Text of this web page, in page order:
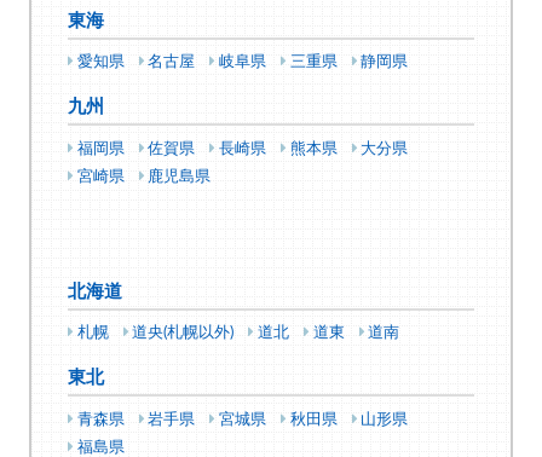
東海
愛知県 名古屋 岐阜県 三重県 静岡県
九州
福岡県 佐賀県 長崎県 熊本県
大分県
宮崎県
鹿児島県
北海道
札幌 道央(札幌以外) 道北 道東 道南
東北
青森県 岩手県 宮城県 秋田県
山形県
福島県